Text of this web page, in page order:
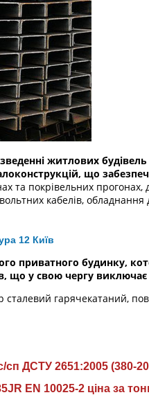
житлових
що
та покрівельних
кабелів,
12 Київ
приватного будинку,
що у свою чергу
сталевий гарячекатаний,
ДСТУ 2651:2005 (380-
EN 10025-2 ціна за